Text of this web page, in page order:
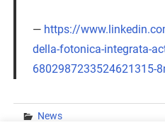
https://
della-fotonica-integrata-
6802987233524621315-
News